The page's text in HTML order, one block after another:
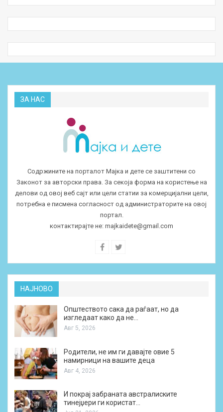
ЗА НАС
Содржините на порталот Мајка и дете се заштитени со
Законот за авторски права. За секоја форма на користење на
делови од овој веб сајт или цели статии за комерцијални цели,
потребна е писмена согласност од администраторите на овој
портал.
контактирајте не: majkaidete@gmail.com
НАЈНОВО
Општеството сака да раѓаат, но да
изгледаат како да не…
Авг 5, 2026
Родители, не им ги давајте овие 5
намирници на вашите деца
Авг 4, 2026
И покрај забраната австралиските
тинејџери ги користат…